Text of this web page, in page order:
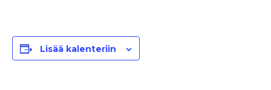
Lisää kalenteriin